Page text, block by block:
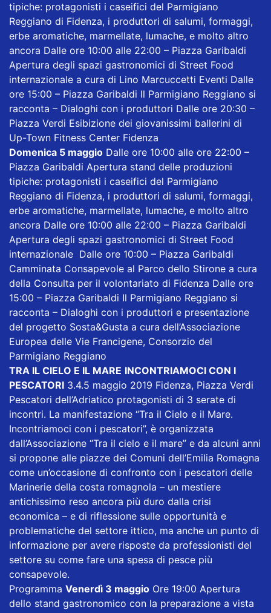
tipiche: protagonisti i caseifici del Parmigiano
Reggiano di Fidenza, i produttori di salumi, formaggi,
erbe aromatiche, marmellate, lumache, e molto altro
ancora Dalle ore 10:00 alle 22:00 – Piazza Garibaldi
Apertura degli spazi gastronomici di Street Food
internazionale a cura di Lino Marcuccetti Eventi Dalle
ore 15:00 – Piazza Garibaldi Il Parmigiano Reggiano si
racconta – Dialoghi con i produttori Dalle ore 20:30 –
Piazza Verdi Esibizione dei giovanissimi ballerini di
Up-Town Fitness Center Fidenza
Domenica 5 maggio Dalle ore 10:00 alle ore 22:00 –
Piazza Garibaldi Apertura stand delle produzioni
tipiche: protagonisti i caseifici del Parmigiano
Reggiano di Fidenza, i produttori di salumi, formaggi,
erbe aromatiche, marmellate, lumache, e molto altro
ancora Dalle ore 10:00 alle 22:00 – Piazza Garibaldi
Apertura degli spazi gastronomici di Street Food
internazionale Dalle ore 10:00 – Piazza Garibaldi
Camminata Consapevole al Parco dello Stirone a cura
della Consulta per il volontariato di Fidenza Dalle ore
15:00 – Piazza Garibaldi Il Parmigiano Reggiano si
racconta – Dialoghi con i produttori e presentazione
del progetto Sosta&Gusta a cura dell’Associazione
Europea delle Vie Francigene, Consorzio del
Parmigiano Reggiano
TRA IL CIELO E IL MARE INCONTRIAMOCI CON I
PESCATORI 3.4.5 maggio 2019 Fidenza, Piazza Verdi
Pescatori dell’Adriatico protagonisti di 3 serate di
incontri. La manifestazione “Tra il Cielo e il Mare.
Incontriamoci con i pescatori”, è organizzata
dall’Associazione “Tra il cielo e il mare” e da alcuni anni
si propone alle piazze dei Comuni dell’Emilia Romagna
come un’occasione di confronto con i pescatori delle
Marinerie della costa romagnola – un mestiere
antichissimo reso ancora più duro dalla crisi
economica – e di riflessione sulle opportunità e
problematiche del settore ittico, ma anche un punto di
informazione per avere risposte da professionisti del
settore su come fare una spesa di pesce più
consapevole.
Programma Venerdì 3 maggio Ore 19:00 Apertura
dello stand gastronomico con la preparazione a vista